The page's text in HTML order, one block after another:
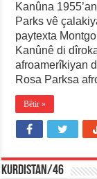
Kanûna
Parks vê
paytexta
Kanûnê di
afroamerîkiyan
Rosa Parksa
Bêtir »
KURDISTAN/46